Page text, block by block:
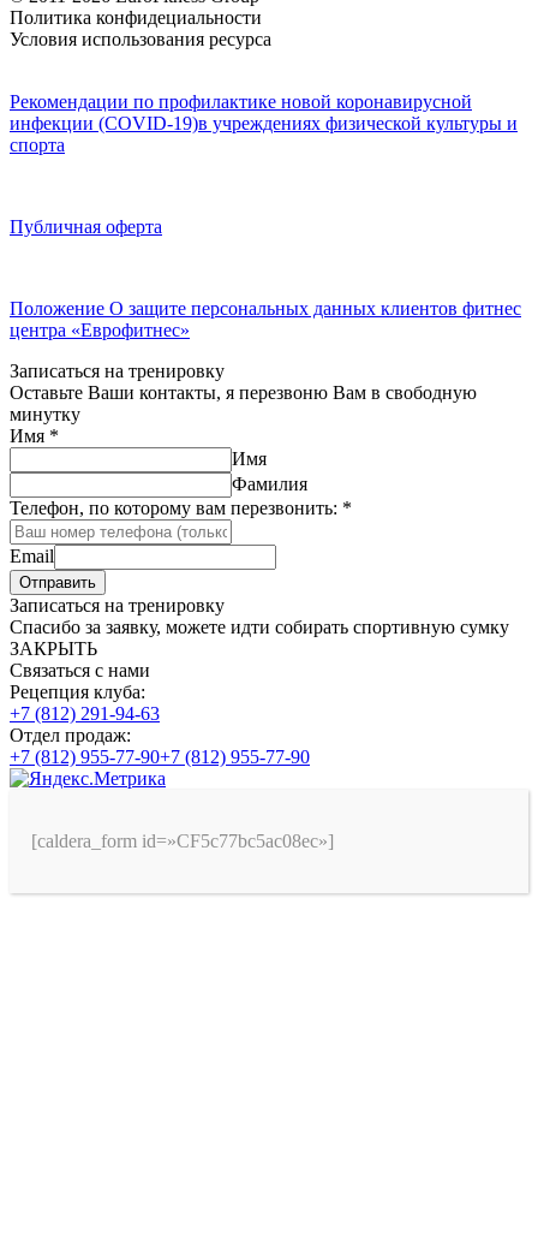
Политика конфидециальности
Условия использования ресурса
Рекомендации по профилактике новой коронавирусной
инфекции (COVID-19)в учреждениях физической культуры и
спорта
Публичная оферта
Положение О защите персональных данных клиентов фитнес
центра «Еврофитнес»
Записаться на тренировку
Оставьте Ваши контакты, я перезвоню Вам в свободную
минутку
Имя *
Имя
Фамилия
Телефон, по которому вам перезвонить: *
Email
Отправить
Записаться на тренировку
Спасибо за заявку, можете идти собирать спортивную сумку
ЗАКРЫТЬ
Связаться с нами
Рецепция клуба:
+7 (812) 291-94-63
Отдел продаж:
+7 (812) 955-77-90+7 (812) 955-77-90
[caldera_form id=»CF5c77bc5ac08ec»]